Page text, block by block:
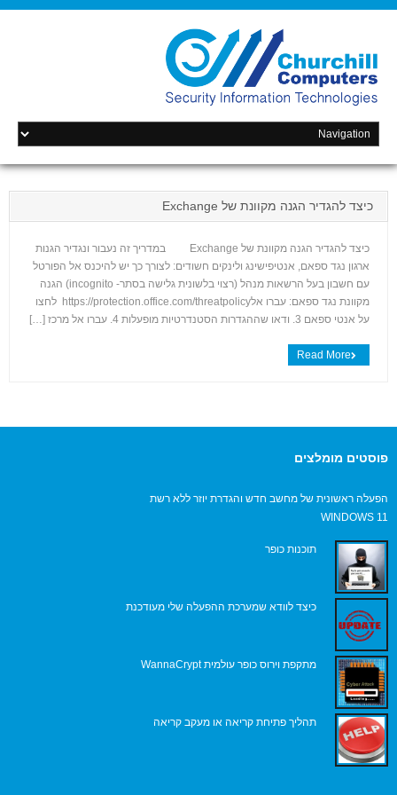
כיצד להגדיר הגנה מקוונת של Exchange
+
כיצד להגדיר הגנה מקוונת של Exchange במדריך זה נעבור ונגדיר הגנות
ארגון נגד ספאם, אנטיפישינג ולינקים חשודים: לצורך כך יש להיכנס אל הפורטל
עם חשבון בעל הרשאות מנהל (רצוי בלשונית גלישה בסתר- incognito) הגנה
מקוונת נגד ספאם: עברו אלhttps://protection.office.com/threatpolicy לחצו
על אנטי ספאם 3. ודאו שההגדרות הסטנדרטיות מופעלות 4. עברו אל מרכז […]
Read More
פוסטים מומלצים
הפעלה ראשונית של מחשב חדש והגדרת יוזר ללא רשת
WINDOWS 11
תוכנות כופר
כיצד לוודא שמערכת ההפעלה שלי מעודכנת
מתקפת וירוס כופר עולמית WannaCrypt
תהליך פתיחת קריאה או מעקב קריאה